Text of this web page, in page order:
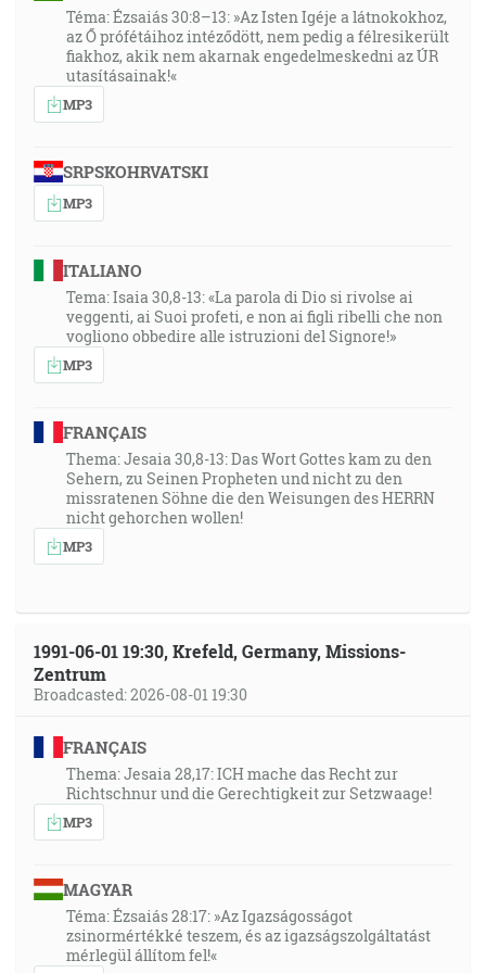
smrteľné oblečie nesmrteľnosť, vtedy sa naplní slovo,
ktoré je napísané: Smrť je pohltená vo víťazstvo. [1Kor
15:54]
43:16
a budem vyhľadávať svoje stádo z ich ruky a učiním
koniec ich paseniu stáda, ani nebudú tí pastieri viacej
im neboly za pokrm. Lebo takto hovorí Pán Hospodin:
Hľa, ja sám prijdem a vyhľadám svoje ovce a pozriem
sa na ne. [Ez 34:10-11]
43:42
Ja budem pásť svoje ovce a ja spôsobím to, aby
34:15]
43:52
Hľa, na svojich dlaniach som ťa vyryl … [Iz 49:16]
44:04
44:26
Ameň vám hovorím, že už viac nikdy nebudem piť z
kráľovstve Božom. [Mk 14:25]
44:01
Ja som ten dobrý pastier. Dobrý pastier kladie svoju
44:18
Ameň vám hovorím, že už viac nikdy nebudem piť z
plodu viniča, až do toho dňa, keď ho budem piť nový v
Téma: Ézsaiás 30:8–13: »Az Isten Igéje a látnokokhoz,
az Ő prófétáihoz intéződött, nem pedig a félresikerült
fiakhoz, akik nem akarnak engedelmeskedni az ÚR
utasításainak!«
MP3
SRPSKOHRVATSKI
MP3
ITALIANO
Tema: Isaia 30,8-13: «La parola di Dio si rivolse ai
veggenti, ai Suoi profeti, e non ai figli ribelli che non
vogliono obbedire alle istruzioni del Signore!»
MP3
FRANÇAIS
Thema: Jesaia 30,8-13: Das Wort Gottes kam zu den
Sehern, zu Seinen Propheten und nicht zu den
missratenen Söhne die den Weisungen des HERRN
nicht gehorchen wollen!
MP3
1991-06-01 19:30, Krefeld, Germany, Missions-
Zentrum
Broadcasted: 2026-08-01 19:30
FRANÇAIS
Thema: Jesaia 28,17: ICH mache das Recht zur
Richtschnur und die Gerechtigkeit zur Setzwaage!
MP3
MAGYAR
Téma: Ézsaiás 28:17: »Az Igazságosságot
zsinormértékké teszem, és az igazságszolgáltatást
mérlegül állítom fel!«